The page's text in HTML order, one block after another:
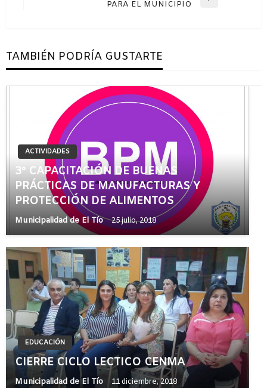
PARA EL MUNICIPIO
TAMBIÉN PODRÍA GUSTARTE
ACTIVIDADES
3º CAPACITACIÓN DE BUENAS
PRÁCTICAS DE MANUFACTURAS Y
PROTECCIÓN DE ALIMENTOS
Municipalidad de El Tío 25 julio, 2018
EDUCACIÓN
CIERRE CICLO LECTICO CENMA
Municipalidad de El Tío 11 diciembre, 2018